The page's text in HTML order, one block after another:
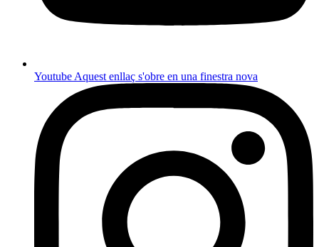
Youtube Aquest enllaç s'obre en una finestra nova